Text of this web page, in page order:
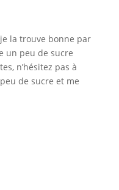
la trouve bonne par
un peu de sucre
n’hésitez pas à
de sucre et me